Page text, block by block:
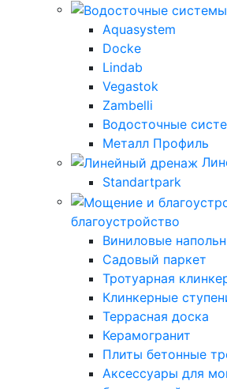
Aquasystem
Docke
Lindab
Vegastok
Zambelli
Водосточные
Металл Профиль
Standartpark
благоустройство
Виниловые
Садовый паркет
Тротуарная
Клинкерные
Террасная доска
Керамогранит
Плиты бетонные
Аксессуары для